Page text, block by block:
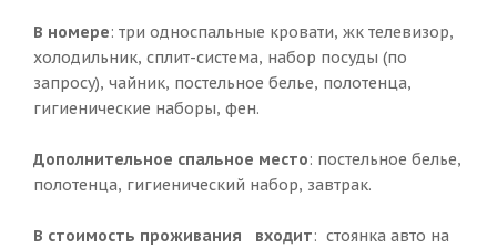
В номере: три односпальные кровати, жк телевизор,
холодильник, сплит-система, набор посуды (по
запросу), чайник, постельное белье, полотенца,
гигиенические наборы, фен.
Дополнительное спальное место: постельное белье,
полотенца, гигиенический набор, завтрак.
В стоимость проживания входит: стоянка авто на